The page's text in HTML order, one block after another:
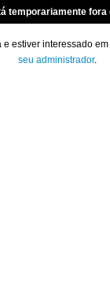
temporariamente fora
estiver interessado
seu administrador.